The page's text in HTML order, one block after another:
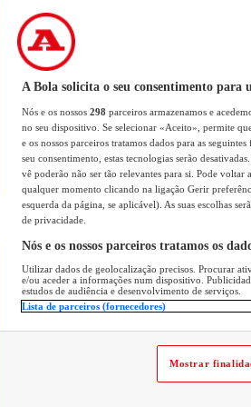
A Bola solicita o seu consentimento para
Nós e os nossos 298 parceiros armazenamos e
no seu dispositivo. Se selecionar «Aceito», permite
e os nossos parceiros tratamos dados para as
seu consentimento, estas tecnologias serão
vê poderão não ser tão relevantes para si. Pode voltar
qualquer momento clicando na ligação Gerir
esquerda da página, se aplicável). As suas escolhas
de privacidade.
Nós e os nossos parceiros tratamos os
Utilizar dados de geolocalização precisos. Procurar
e/ou aceder a informações num dispositivo.
estudos de audiência e desenvolvimento de serviços.
Lista de parceiros (fornecedores)
Mostrar